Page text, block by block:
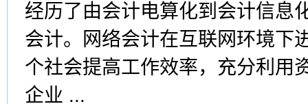
经历了由会计电算化到会计信息
会计。网络会计在互联网环境下
个社会提高工作效率，充分利用
企业 ...